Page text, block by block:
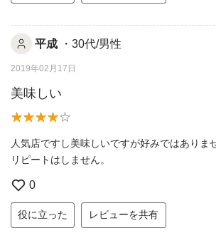
平成 ・30代/男性
2019年02月17日
美味しい
人気店ですし美味しいですが好みではありま
リピートはしません。
0
役に立った レビューを共有